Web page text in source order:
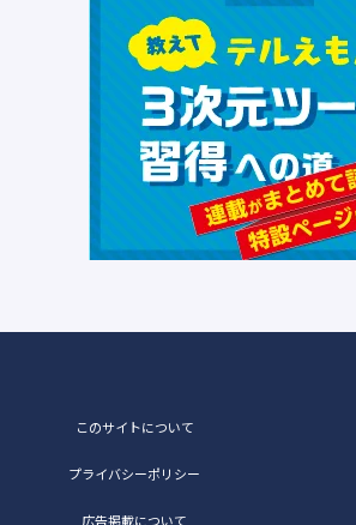
このサイトについて
プライバシーポリシー
広告掲載について